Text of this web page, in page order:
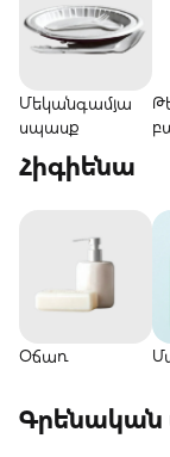
Մեկանգամյա
սպասք
Հիգիենա
Օճառ
Գրենական